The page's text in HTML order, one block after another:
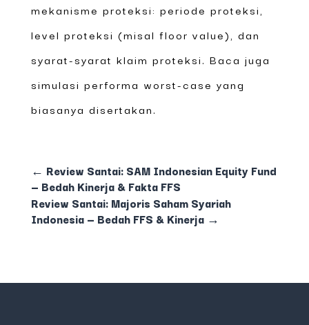
mekanisme proteksi: periode proteksi,
level proteksi (misal floor value), dan
syarat-syarat klaim proteksi. Baca juga
simulasi performa worst-case yang
biasanya disertakan.
← Review Santai: SAM Indonesian Equity Fund
— Bedah Kinerja & Fakta FFS
Review Santai: Majoris Saham Syariah
Indonesia — Bedah FFS & Kinerja→